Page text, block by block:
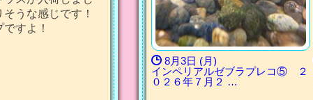
うな感じです！
すよ！
8月3日 (月)
インペリアルゼブラプレコ⑤ ２
０２６年７月２ …